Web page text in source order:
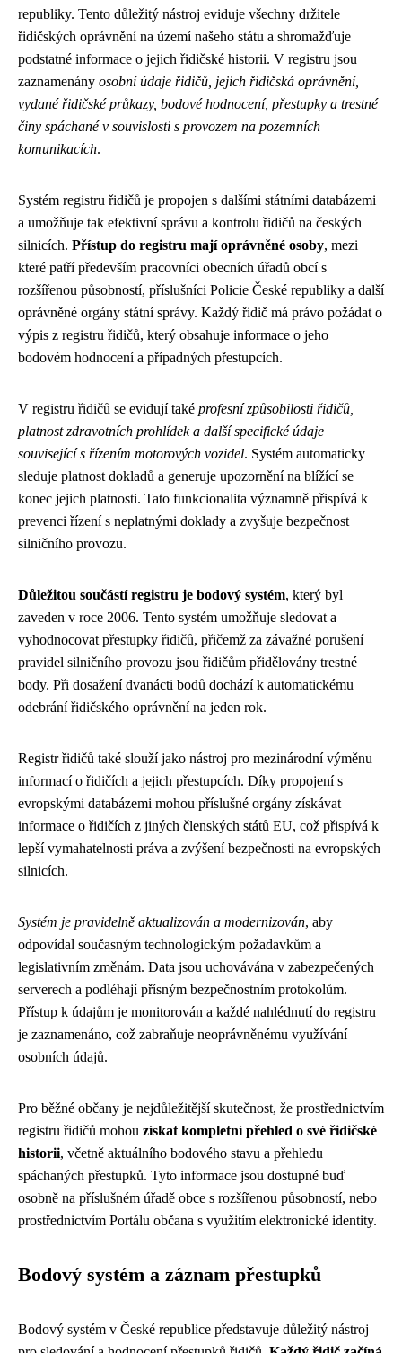
republiky. Tento důležitý nástroj eviduje všechny držitele
řidičských oprávnění na území našeho státu a shromažďuje
podstatné informace o jejich řidičské historii. V registru jsou
zaznamenány osobní údaje řidičů, jejich řidičská oprávnění,
vydané řidičské průkazy, bodové hodnocení, přestupky a trestné
činy spáchané v souvislosti s provozem na pozemních
komunikacích.
Systém registru řidičů je propojen s dalšími státními databázemi
a umožňuje tak efektivní správu a kontrolu řidičů na českých
silnicích. Přístup do registru mají oprávněné osoby, mezi
které patří především pracovníci obecních úřadů obcí s
rozšířenou působností, příslušníci Policie České republiky a další
oprávněné orgány státní správy. Každý řidič má právo požádat o
výpis z registru řidičů, který obsahuje informace o jeho
bodovém hodnocení a případných přestupcích.
V registru řidičů se evidují také profesní způsobilosti řidičů,
platnost zdravotních prohlídek a další specifické údaje
související s řízením motorových vozidel. Systém automaticky
sleduje platnost dokladů a generuje upozornění na blížící se
konec jejich platnosti. Tato funkcionalita významně přispívá k
prevenci řízení s neplatnými doklady a zvyšuje bezpečnost
silničního provozu.
Důležitou součástí registru je bodový systém, který byl
zaveden v roce 2006. Tento systém umožňuje sledovat a
vyhodnocovat přestupky řidičů, přičemž za závažné porušení
pravidel silničního provozu jsou řidičům přidělovány trestné
body. Při dosažení dvanácti bodů dochází k automatickému
odebrání řidičského oprávnění na jeden rok.
Registr řidičů také slouží jako nástroj pro mezinárodní výměnu
informací o řidičích a jejich přestupcích. Díky propojení s
evropskými databázemi mohou příslušné orgány získávat
informace o řidičích z jiných členských států EU, což přispívá k
lepší vymahatelnosti práva a zvýšení bezpečnosti na evropských
silnicích.
Systém je pravidelně aktualizován a modernizován, aby
odpovídal současným technologickým požadavkům a
legislativním změnám. Data jsou uchovávána v zabezpečených
serverech a podléhají přísným bezpečnostním protokolům.
Přístup k údajům je monitorován a každé nahlédnutí do registru
je zaznamenáno, což zabraňuje neoprávněnému využívání
osobních údajů.
Pro běžné občany je nejdůležitější skutečnost, že prostřednictvím
registru řidičů mohou získat kompletní přehled o své řidičské
historii, včetně aktuálního bodového stavu a přehledu
spáchaných přestupků. Tyto informace jsou dostupné buď
osobně na příslušném úřadě obce s rozšířenou působností, nebo
prostřednictvím Portálu občana s využitím elektronické identity.
Bodový systém a záznam přestupků
Bodový systém v České republice představuje důležitý nástroj